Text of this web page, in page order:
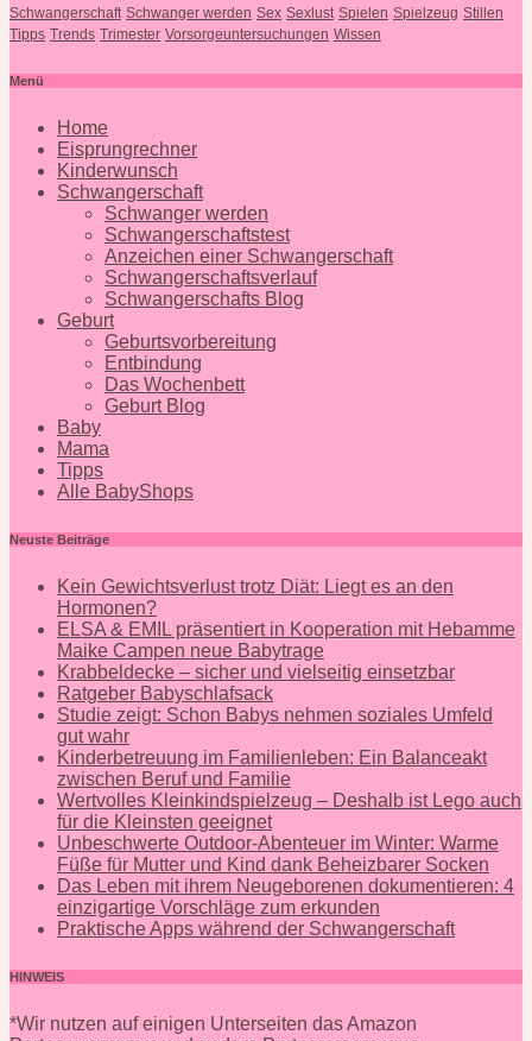
Schwangerschaft Schwanger werden Sex Sexlust Spielen Spielzeug Stillen
Tipps Trends Trimester Vorsorgeuntersuchungen Wissen
Menü
Home
Eisprungrechner
Kinderwunsch
Schwangerschaft
Schwanger werden
Schwangerschaftstest
Anzeichen einer Schwangerschaft
Schwangerschaftsverlauf
Schwangerschafts Blog
Geburt
Geburtsvorbereitung
Entbindung
Das Wochenbett
Geburt Blog
Baby
Mama
Tipps
Alle BabyShops
Neuste Beiträge
Kein Gewichtsverlust trotz Diät: Liegt es an den
Hormonen?
ELSA & EMIL präsentiert in Kooperation mit Hebamme
Maike Campen neue Babytrage
Krabbeldecke – sicher und vielseitig einsetzbar
Ratgeber Babyschlafsack
Studie zeigt: Schon Babys nehmen soziales Umfeld
gut wahr
Kinderbetreuung im Familienleben: Ein Balanceakt
zwischen Beruf und Familie
Wertvolles Kleinkindspielzeug – Deshalb ist Lego auch
für die Kleinsten geeignet
Unbeschwerte Outdoor-Abenteuer im Winter: Warme
Füße für Mutter und Kind dank Beheizbarer Socken
Das Leben mit ihrem Neugeborenen dokumentieren: 4
einzigartige Vorschläge zum erkunden
Praktische Apps während der Schwangerschaft
HINWEIS
*Wir nutzen auf einigen Unterseiten das Amazon